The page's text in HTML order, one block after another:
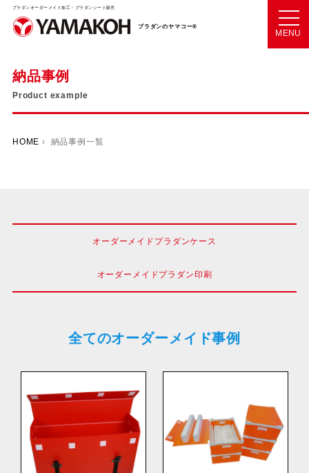
プラダンオーダーメイド加工・プラダンシート販売
プラダンのヤマコー®
MENU
納品事例
Product example
HOME › 納品事例一覧
オーダーメイドプラダンケース
オーダーメイドプラダン印刷
全てのオーダーメイド事例